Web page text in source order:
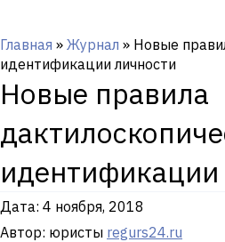
Главная » Журнал » Новые
идентификации личности
Новые правила
идентификации
Дата: 4 ноября, 2018
Автор: юристы regurs24.ru